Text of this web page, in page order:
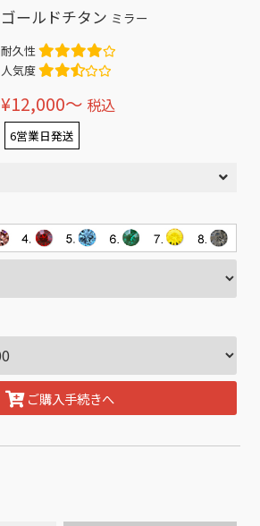
ゴールドチタン ミラー
耐久性
人気度
¥12,000〜 税込
6営業日発送
ご購入手続きへ